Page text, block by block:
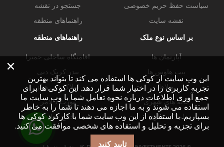
سیاست حفظ حریم خصوصی
نقشه سایت
جستجو در نقشه
راهنماهای منطقه
بر اساس نوع ملک
آپارتمان ها
پنت هاوس ها
ویلاها
خانه های شهری
املاک تجاری
راهنماهای منطقه
اقامتگاه ساحلی جمیرا
بندر کریک دبی
املاک دبی هیلز
پورت د لامر
خلیج تجاری
×
این وب سایت از کوکی ها استفاده می کند تا بتواند بهترین
تجربه کاربری را در اختیار شما قرار دهد. این کوکی ها برای
جمع آوری اطلاعات درباره نحوه تعامل شما با وب سایت ما
استفاده می شوند و به ما اجازه می دهند تا شما را به خاطر
بسپاریم. با استفاده از این وب سایت شما با کارکرد کوکی ها
برای تجزیه و تحلیل و استفاده های شخصی موافقت می کنید.
تایید کنید